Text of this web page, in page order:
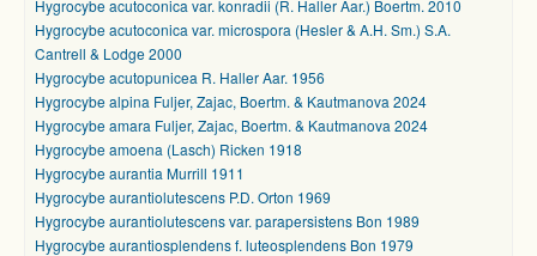
Hygrocybe acutoconica var. konradii (R. Haller Aar.) Boertm. 2010
Hygrocybe acutoconica var. microspora (Hesler & A.H. Sm.) S.A.
Cantrell & Lodge 2000
Hygrocybe acutopunicea R. Haller Aar. 1956
Hygrocybe alpina Fuljer, Zajac, Boertm. & Kautmanova 2024
Hygrocybe amara Fuljer, Zajac, Boertm. & Kautmanova 2024
Hygrocybe amoena (Lasch) Ricken 1918
Hygrocybe aurantia Murrill 1911
Hygrocybe aurantiolutescens P.D. Orton 1969
Hygrocybe aurantiolutescens var. parapersistens Bon 1989
Hygrocybe aurantiosplendens f. luteosplendens Bon 1979